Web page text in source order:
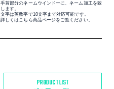
手首部分のネームウインドーに、ネーム加工を致
します。
文字は英数字で10文字まで対応可能です。
詳しくはこちら商品ページをご覧ください。
PRODUCT LIST